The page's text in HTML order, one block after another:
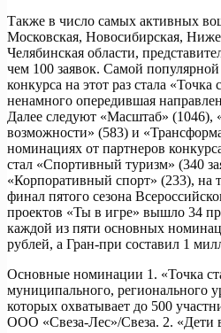
Также в число самых активных
Московская, Новосибирская,
Челябинская области,
чем 100 заявок. Самой
конкурса на этот раз стала «Точка
ненамного опередившая
Далее следуют «Масштаб» (1046),
возможности» (583) и
номинациях от партнеров
стал «Спортивный туризм» (340
«Корпоративный спорт» (233), на
финал пятого сезона
проектов «Ты в игре» вышло 34
каждой из пяти основных
рублей, а Гран-при составил 1
Основные номинации 1. «Точка
муниципального, регионального
которых охватывает до 500
ООО «Свеза-Лес»/Свеза. 2. «Дети